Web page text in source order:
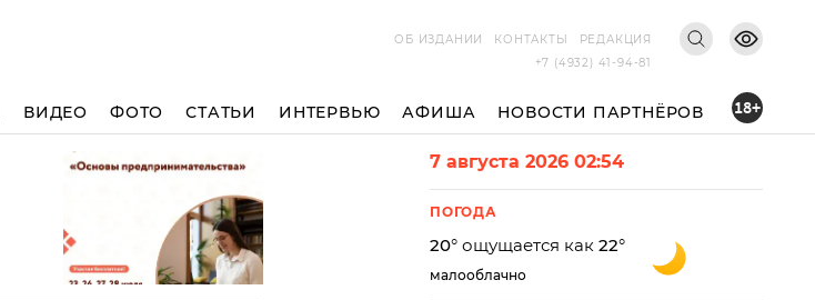
ОБ ИЗДАНИИ
КОНТАКТЫ
РЕДАКЦИЯ
+7 (4932) 41-94-81
ВИДЕО ФОТО СТАТЬИ ИНТЕРВЬЮ АФИША НОВОСТИ ПАРТНЁРОВ 18+
7 августа 2026 02:54
ПОГОДА
20° ощущается как 22°
малооблачно